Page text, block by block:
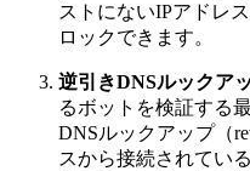
ストにないIPアドレ
ロックできます。
逆引きDNSルックア
るボットを検証する
DNSルックアップ（
スから接続されてい